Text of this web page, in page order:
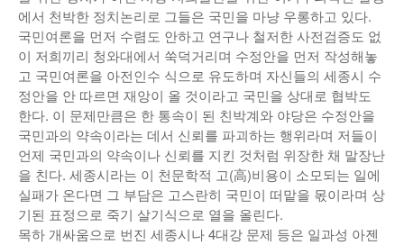
김원동칼럼
독자광장
인근여행지
놀이공원
낚시/비치
골프
인터뷰/탐방
에서 천박한 정치논리로 그들은 국민을 마냥 우롱하고 있다.
국민여론을 먼저 수렴도 안하고 연구나 철저한 사전검증도 없
이 저희끼리 청와대에서 쑥덕거리며 수정안을 먼저 작성해놓
고 국민여론을 아전인수 식으로 유도하며 자신들의 세종시 수
정안을 안 따르면 재앙이 올 것이라고 국민을 상대로 협박도
한다. 이 문제만큼은 한 통속이 된 친박계와 야당은 수정안을
국민과의 약속이라는 데서 신뢰를 파괴하는 행위라며 저들이
언제 국민과의 약속이나 신뢰를 지킨 것처럼 위장한 채 말장난
을 친다. 세종시라는 이 천문학적 고(高)비용이 소모되는 일에
실패가 온다면 그 부담은 고스란히 국민이 떠맡을 몫이라며 상
기된 표정으로 죽기 살기식으로 열을 올린다.
목하 개싸움으로 번진 세종시나 4대강 문제 등은 일과성 아젠